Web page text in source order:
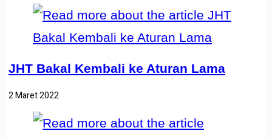
JHT Bakal Kembali ke Aturan Lama
2 Maret 2022